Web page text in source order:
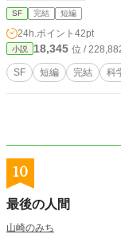
SF 完結 短編
24h.ポイント 42pt
小説 18,345 位 /
SF 短編 完結 科
10
最後の人間
山崎のみち